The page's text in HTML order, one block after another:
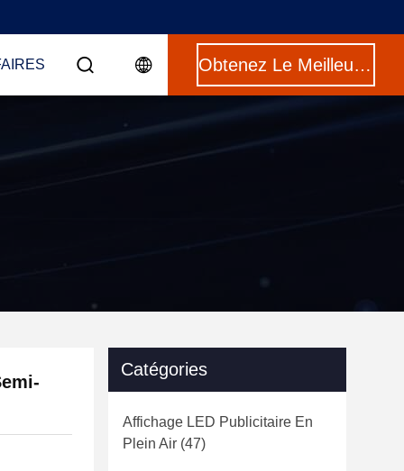
Obtenez Le Meilleur Prix
Catégories
Affichage LED Publicitaire En
Plein Air (47)